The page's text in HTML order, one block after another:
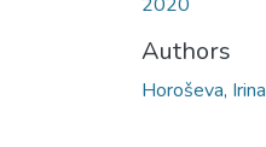
Authors
Horoševa, Irina